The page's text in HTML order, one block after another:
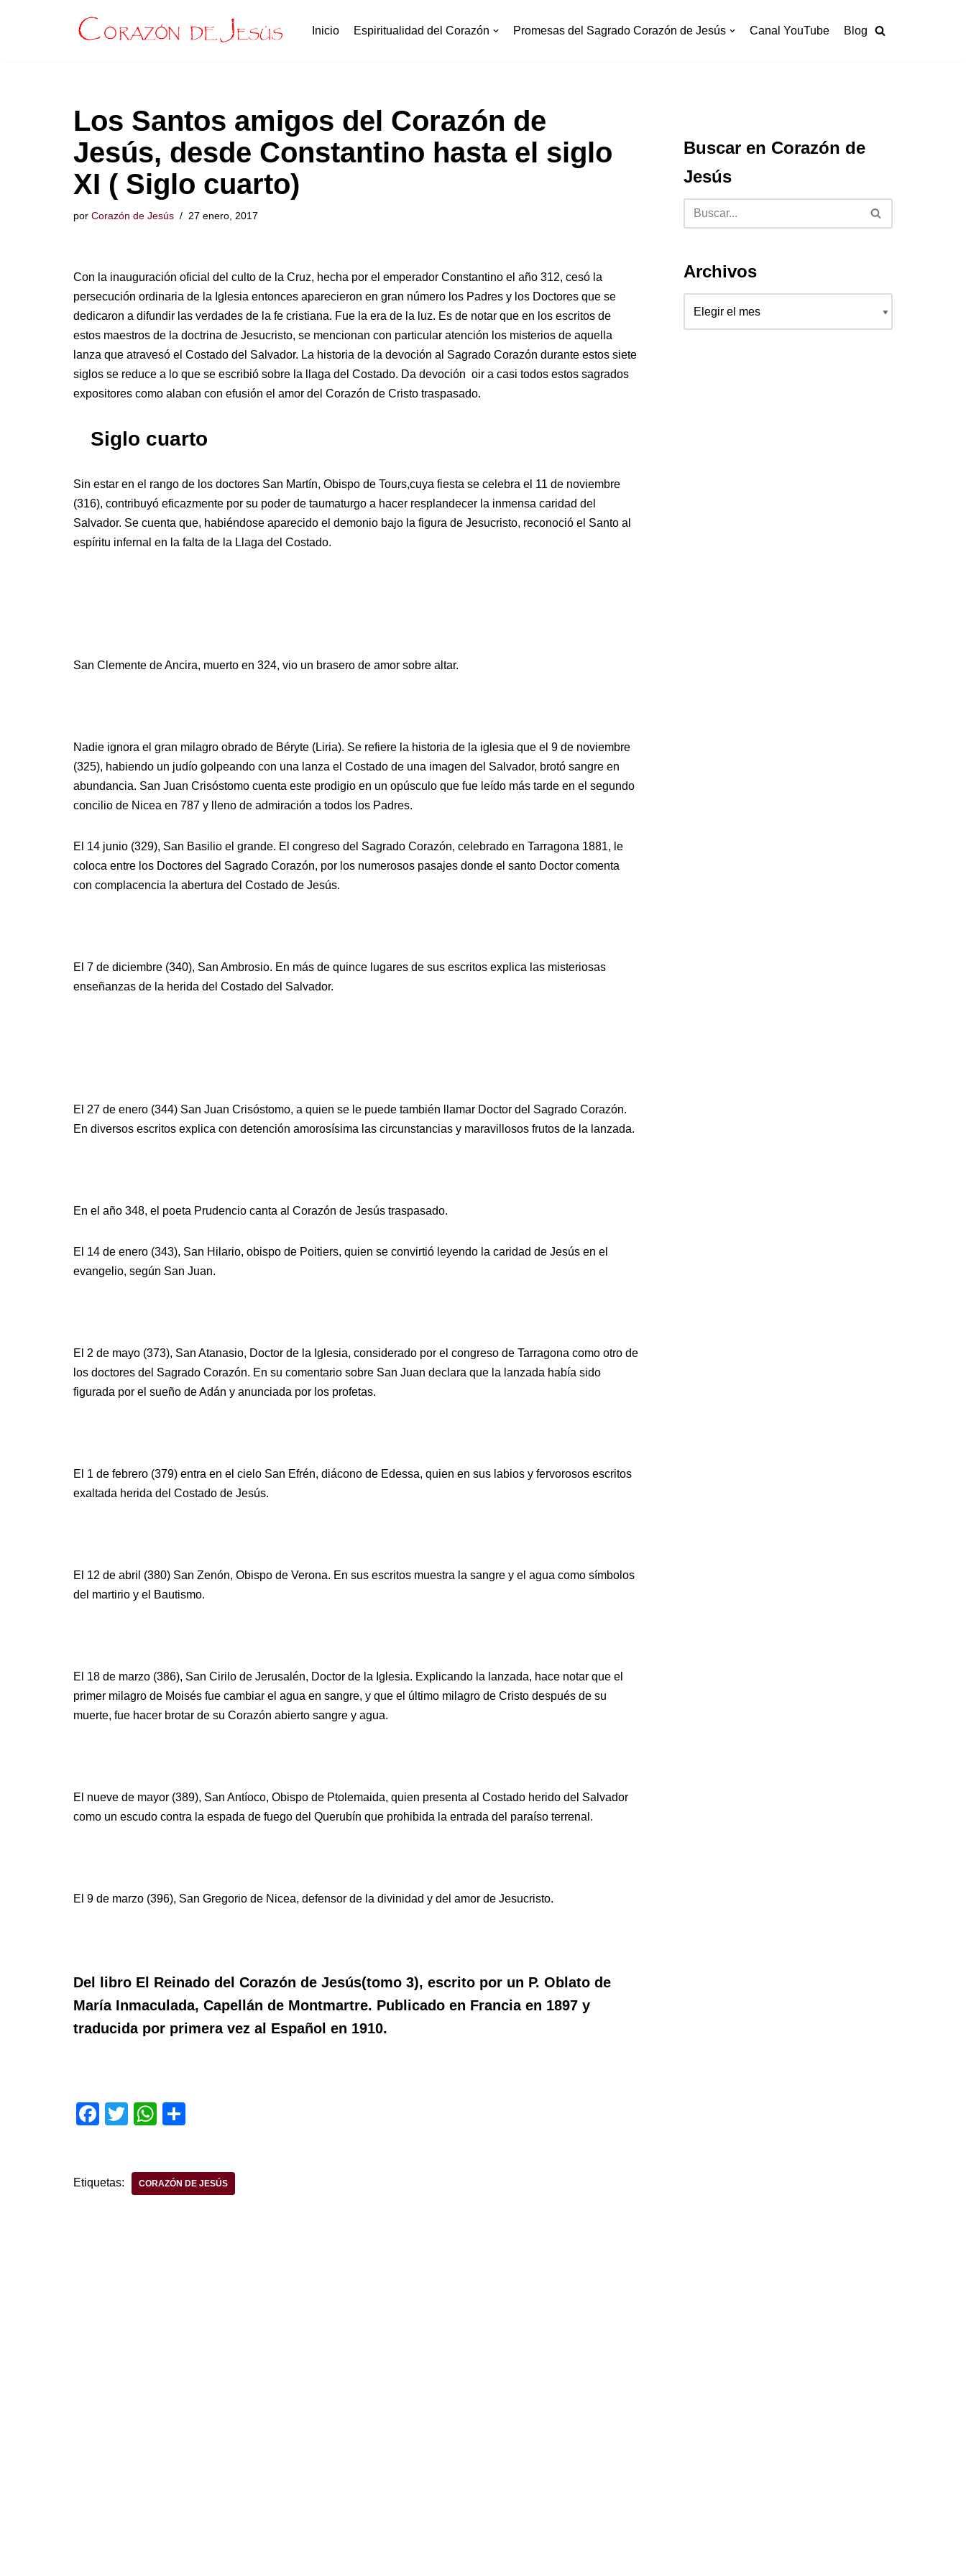
Inicio Espiritualidad del Corazón Promesas del Sagrado Corazón de Jesús Canal YouTube Blog
Los Santos amigos del Corazón de
Jesús, desde Constantino hasta el siglo
XI ( Siglo cuarto)
por Corazón de Jesús 27 enero, 2017
Con la inauguración oficial del culto de la Cruz, hecha por el emperador Constantino el año 312, cesó la
persecución ordinaria de la Iglesia entonces aparecieron en gran número los Padres y los Doctores que se
dedicaron a difundir las verdades de la fe cristiana. Fue la era de la luz. Es de notar que en los escritos de
estos maestros de la doctrina de Jesucristo, se mencionan con particular atención los misterios de aquella
lanza que atravesó el Costado del Salvador. La historia de la devoción al Sagrado Corazón durante estos siete
siglos se reduce a lo que se escribió sobre la llaga del Costado. Da devoción oir a casi todos estos sagrados
expositores como alaban con efusión el amor del Corazón de Cristo traspasado.
Siglo cuarto
Sin estar en el rango de los doctores San Martín, Obispo de Tours,cuya fiesta se celebra el 11 de noviembre
(316), contribuyó eficazmente por su poder de taumaturgo a hacer resplandecer la inmensa caridad del
Salvador. Se cuenta que, habiéndose aparecido el demonio bajo la figura de Jesucristo, reconoció el Santo al
espíritu infernal en la falta de la Llaga del Costado.
San Clemente de Ancira, muerto en 324, vio un brasero de amor sobre altar.
Nadie ignora el gran milagro obrado de Béryte (Liria). Se refiere la historia de la iglesia que el 9 de noviembre
(325), habiendo un judío golpeando con una lanza el Costado de una imagen del Salvador, brotó sangre en
abundancia. San Juan Crisóstomo cuenta este prodigio en un opúsculo que fue leído más tarde en el segundo
concilio de Nicea en 787 y lleno de admiración a todos los Padres.
El 14 junio (329), San Basilio el grande. El congreso del Sagrado Corazón, celebrado en Tarragona 1881, le
coloca entre los Doctores del Sagrado Corazón, por los numerosos pasajes donde el santo Doctor comenta
con complacencia la abertura del Costado de Jesús.
El 7 de diciembre (340), San Ambrosio. En más de quince lugares de sus escritos explica las misteriosas
enseñanzas de la herida del Costado del Salvador.
El 27 de enero (344) San Juan Crisóstomo, a quien se le puede también llamar Doctor del Sagrado Corazón.
En diversos escritos explica con detención amorosísima las circunstancias y maravillosos frutos de la lanzada.
En el año 348, el poeta Prudencio canta al Corazón de Jesús traspasado.
El 14 de enero (343), San Hilario, obispo de Poitiers, quien se convirtió leyendo la caridad de Jesús en el
evangelio, según San Juan.
El 2 de mayo (373), San Atanasio, Doctor de la Iglesia, considerado por el congreso de Tarragona como otro de
los doctores del Sagrado Corazón. En su comentario sobre San Juan declara que la lanzada había sido
figurada por el sueño de Adán y anunciada por los profetas.
El 1 de febrero (379) entra en el cielo San Efrén, diácono de Edessa, quien en sus labios y fervorosos escritos
exaltada herida del Costado de Jesús.
El 12 de abril (380) San Zenón, Obispo de Verona. En sus escritos muestra la sangre y el agua como símbolos
del martirio y el Bautismo.
El 18 de marzo (386), San Cirilo de Jerusalén, Doctor de la Iglesia. Explicando la lanzada, hace notar que el
primer milagro de Moisés fue cambiar el agua en sangre, y que el último milagro de Cristo después de su
muerte, fue hacer brotar de su Corazón abierto sangre y agua.
El nueve de mayor (389), San Antíoco, Obispo de Ptolemaida, quien presenta al Costado herido del Salvador
como un escudo contra la espada de fuego del Querubín que prohibida la entrada del paraíso terrenal.
El 9 de marzo (396), San Gregorio de Nicea, defensor de la divinidad y del amor de Jesucristo.
Del libro El Reinado del Corazón de Jesús(tomo 3), escrito por un P. Oblato de
María Inmaculada, Capellán de Montmartre. Publicado en Francia en 1897 y
traducida por primera vez al Español en 1910.
F
e
T
er
W
s
e
Etiquetas: CORAZÓN DE JESÚS
Buscar en Corazón de
Jesús
Archivos